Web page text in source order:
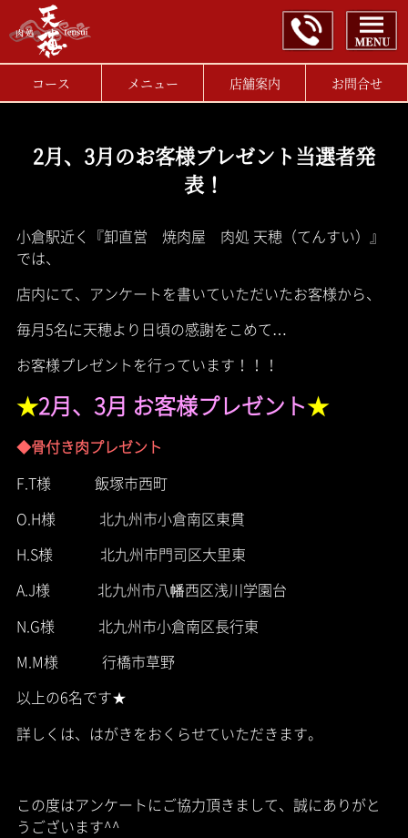
コース メニュー 店舗案内 お問合せ
2月、3月のお客様プレゼント当選者発
表！
小倉駅近く『卸直営 焼肉屋 肉処 天穂（てんすい）』
では、
店内にて、アンケートを書いていただいたお客様から、
毎月5名に天穂より日頃の感謝をこめて…
お客様プレゼントを行っています！！！
★2月、3月 お客様プレゼント★
◆骨付き肉プレゼント
F.T様 飯塚市西町
O.H様 北九州市小倉南区東貫
H.S様 北九州市門司区大里東
A.J様 北九州市八幡西区浅川学園台
N.G様 北九州市小倉南区長行東
M.M様 行橋市草野
以上の6名です★
詳しくは、はがきをおくらせていただきます。
この度はアンケートにご協力頂きまして、誠にありがと
うございます^^